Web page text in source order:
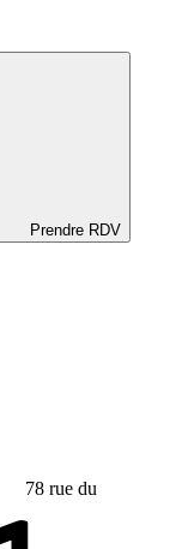
Prendre RDV
78 rue du